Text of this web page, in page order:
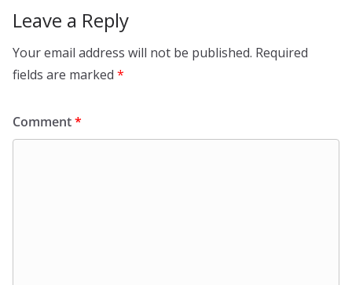
Leave a Reply
Your email address will not be published. Required
fields are marked *
Comment*